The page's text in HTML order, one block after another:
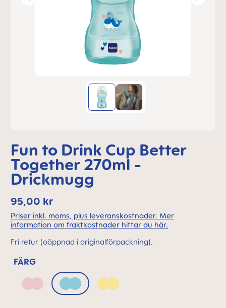
Fun to Drink Cup Better
Together 270ml -
Drickmugg
95,00 kr
Priser inkl. moms, plus leveranskostnader. Mer
information om fraktkostnader hittar du här.
Fri retur (oöppnad i originalförpackning).
FÄRG
Blush Sage Sunlight